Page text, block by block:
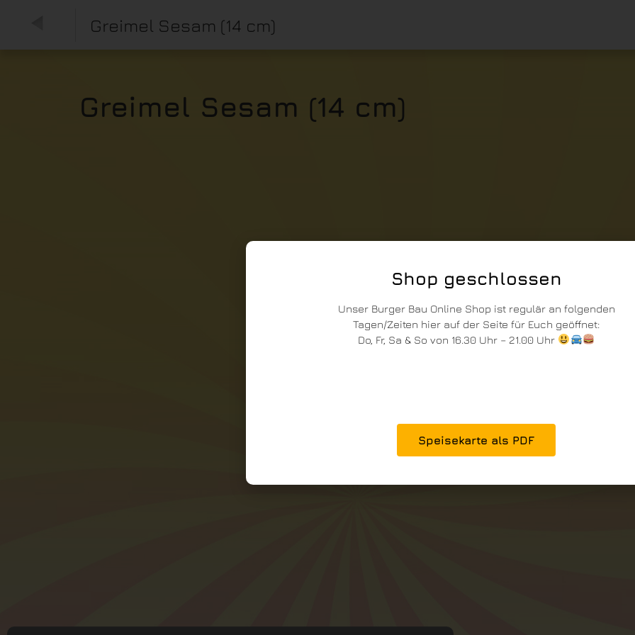
Greimel Sesam (14 cm)
Greimel Sesam (14 cm)
Shop geschlossen
Unser Burger Bau Online Shop ist regulär an folgenden
Tagen/Zeiten hier auf der Seite für Euch geöffnet:
Do, Fr, Sa & So von 16.30 Uhr – 21.00 Uhr
Speisekarte als PDF